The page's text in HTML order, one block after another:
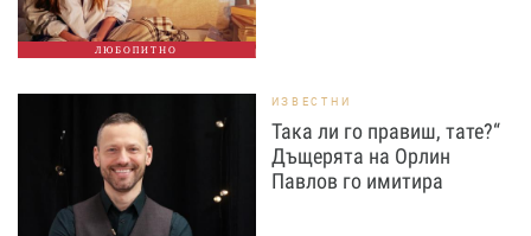
ЛЮБОПИТНО
ИЗВЕСТНИ
Така ли го правиш, тате?“
Дъщерята на Орлин
Павлов го имитира